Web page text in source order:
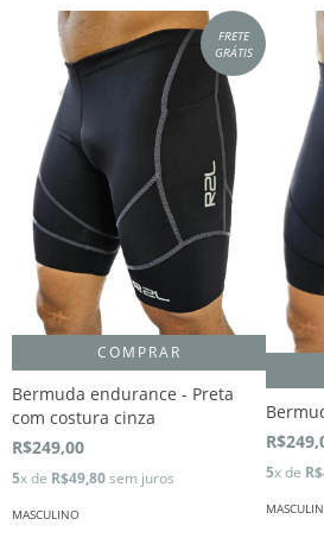
FRETE
GRÁTIS
COMPRAR
Bermuda endurance - Preta
com costura cinza
R$249,00
5x de R$49,80sem juros
MASCULINO
5x de